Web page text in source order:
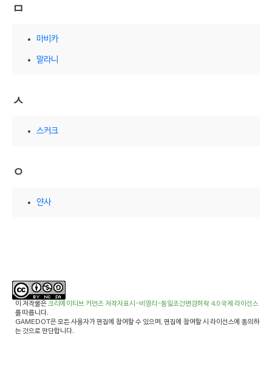
ㅁ
마비카
말라니
ㅅ
스커크
ㅇ
얀사
이 저작물은크리에이티브 커먼즈 저작자표시-비영리-동일조건변경허락 4.0 국제 라이선스
를 따릅니다.
GAMEDOT은 모든 사용자가 편집에 참여할 수 있으며, 편집에 참여할 시 라이선스에 동의하
는 것으로 판단합니다.